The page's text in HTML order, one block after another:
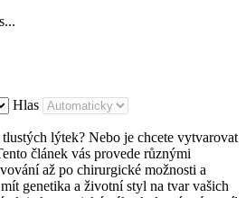
Hlas
lýtek? Nebo je chcete vytvarovat
článek vás provede různými
až po chirurgické možnosti a
genetika a životní styl na tvar vašich